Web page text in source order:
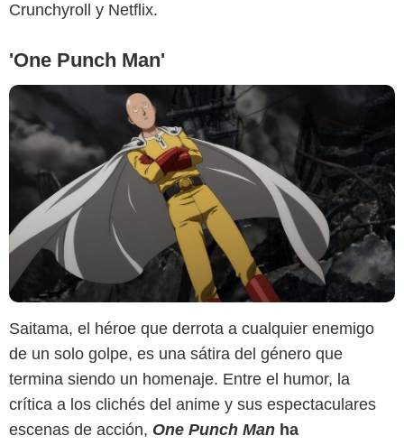
Crunchyroll y Netflix.
'One Punch Man'
Saitama, el héroe que derrota a cualquier enemigo
de un solo golpe, es una sátira del género que
termina siendo un homenaje. Entre el humor, la
crítica a los clichés del anime y sus espectaculares
escenas de acción, One Punch Man ha
Crunchyroll